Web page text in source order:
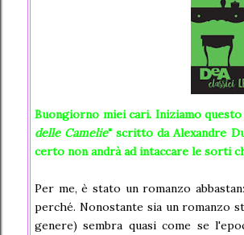
Buongiorno miei cari. Iniziamo
delle Camelie" scritto da Alexandre
certo non andrà ad intaccare le sorti
Per me, è stato un romanzo
perché. Nonostante sia un romanzo
genere) sembra quasi come se